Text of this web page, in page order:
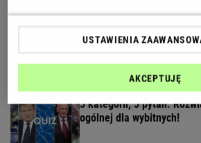
Quiz - te wieczorynki
w PRL-u! A ty?
5 kategorii, 5 pytań.
ogólnej dla wybitnych!
USTAWIENIA
AKCEPTUJĘ